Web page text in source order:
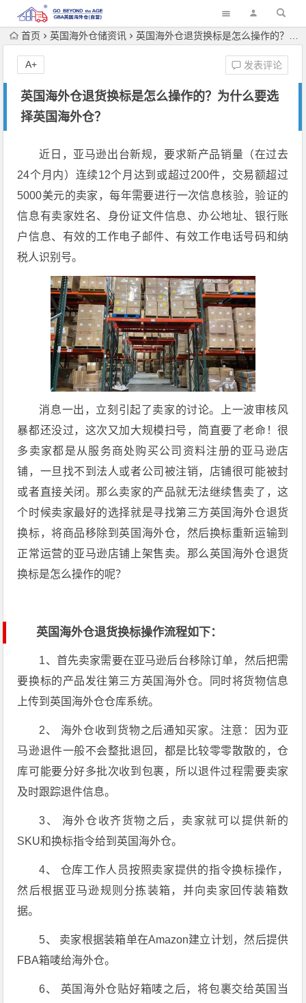
首页 英国海外仓储资讯 英国海外仓退货换标是怎么操作的？为什么要选择英国海外仓？
英国海外仓退货换标是怎么操作的？为什么要选
择英国海外仓？
发表评论
A+
近日，亚马逊出台新规，要求新产品销量（在过去
24个月内）连续12个月达到或超过200件，交易额超过
5000美元的卖家，每年需要进行一次信息核验，验证的
信息有卖家姓名、身份证文件信息、办公地址、银行账
户信息、有效的工作电子邮件、有效工作电话号码和纳
税人识别号。
消息一出，立刻引起了卖家的讨论。上一波审核风
暴都还没过，这次又加大规模扫号，简直要了老命！很
多卖家都是从服务商处购买公司资料注册的亚马逊店
铺，一旦找不到法人或者公司被注销，店铺很可能被封
或者直接关闭。那么卖家的产品就无法继续售卖了，这
个时候卖家最好的选择就是寻找第三方英国海外仓退货
换标，将商品移除到英国海外仓，然后换标重新运输到
正常运营的亚马逊店铺上架售卖。那么英国海外仓退货
换标是怎么操作的呢？
英国海外仓退货换标操作流程如下：
1、首先卖家需要在亚马逊后台移除订单，然后把需
要换标的产品发往第三方英国海外仓。同时将货物信息
上传到英国海外仓仓库系统。
2、 海外仓收到货物之后通知买家。注意：因为亚
马逊退件一般不会整批退回，都是比较零零散散的，仓
库可能要分好多批次收到包裹，所以退件过程需要卖家
及时跟踪退件信息。
3、 海外仓收齐货物之后，卖家就可以提供新的
SKU和换标指令给到英国海外仓。
4、 仓库工作人员按照卖家提供的指令换标操作，
然后根据亚马逊规则分拣装箱，并向卖家回传装箱数
据。
5、 卖家根据装箱单在Amazon建立计划，然后提供
FBA箱唛给海外仓。
6、 英国海外仓贴好箱唛之后，将包裹交给英国当